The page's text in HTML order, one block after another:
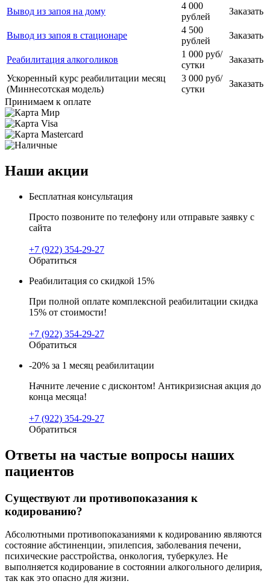
Вывод из запоя на дому
4 000
рублей
Заказать
Вывод из запоя в стационаре
4 500
рублей
Заказать
Реабилитация алкоголиков
1 000 руб/
сутки
Заказать
Ускоренный курс реабилитации месяц
(Миннесотская модель)
3 000 руб/
сутки
Заказать
Принимаем к оплате
Наши акции
Бесплатная консультация
Просто позвоните по телефону или отправьте заявку с
сайта
+7 (922) 354-29-27
Обратиться
Реабилитация со скидкой 15%
При полной оплате комплексной реабилитации скидка
15% от стоимости!
+7 (922) 354-29-27
Обратиться
-20% за 1 месяц реабилитации
Начните лечение с дисконтом! Антикризисная акция до
конца месяца!
+7 (922) 354-29-27
Обратиться
Ответы на частые вопросы наших
пациентов
Существуют ли противопоказания к
кодированию?
Абсолютными противопоказаниями к кодированию являются
состояние абстиненции, эпилепсия, заболевания печени,
психические расстройства, онкология, туберкулез. Не
выполняется кодирование в состоянии алкогольного делирия,
так как это опасно для жизни.